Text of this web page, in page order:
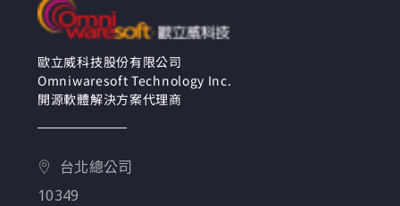
歐立威科技股份有限公司
Omniwaresoft Technology Inc.
開源軟體解決方案代理商
台北總公司
10349